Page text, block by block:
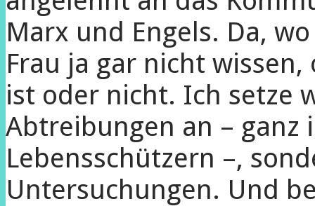
Marx und Engels. Da,
Frau ja gar nicht
ist oder nicht. Ich setze
Abtreibungen an – ganz
Lebensschützern –,
Untersuchungen. Und